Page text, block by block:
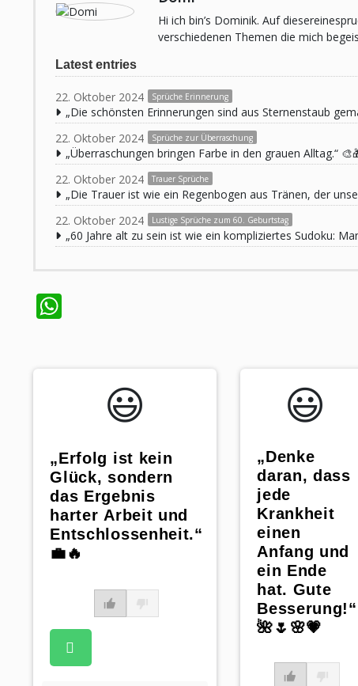
Hi ich bin’s Dominik. Auf
verschiedenen Themen die mich
Latest entries
22. Oktober 2024 Sprüche Erinnerung
„Die schönsten Erinnerungen sind aus Sternenstaub
22. Oktober 2024
Sprüche zur Überraschung
„Überraschungen bringen Farbe in den grauen Alltag.“
22. Oktober 2024
Trauer Sprüche
„Die Trauer ist wie ein Regenbogen aus Tränen, der
22. Oktober 2024
Lustige Sprüche zum 60. Geburtstag
„60 Jahre alt zu sein ist wie ein kompliziertes Sudoku:
😃️
„Erfolg ist kein
Glück, sondern
das Ergebnis
harter Arbeit und
Entschlossenheit.“
💼🔥
😃️
„Denke
daran, dass
jede
Krankheit
einen
Anfang und
ein Ende
hat. Gute
Besserung!“
🌺🌷🌸💗